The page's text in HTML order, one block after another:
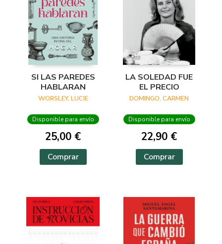
SI LAS PAREDES
HABLARAN
WORSLEY, LUCIE
Disponible para envío
25,00 €
Comprar
LA SOLEDAD FUE
EL PRECIO
DOMINGO, CARMEN
Disponible para envío
22,90 €
Comprar